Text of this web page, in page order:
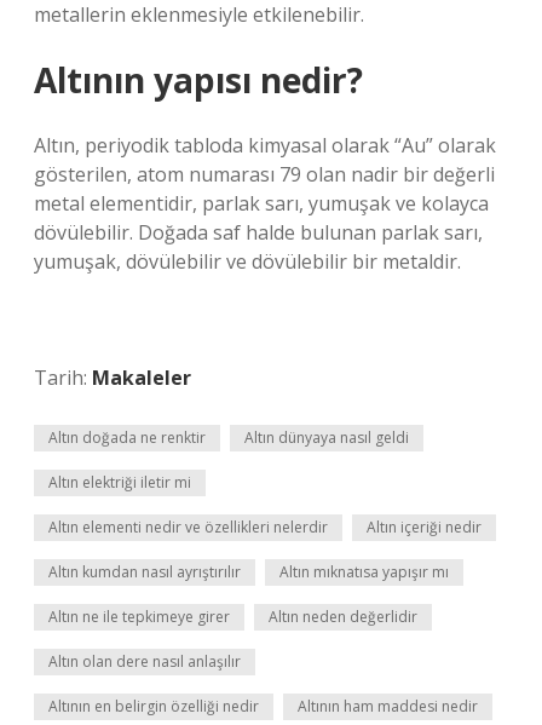
metallerin eklenmesiyle etkilenebilir.
Altının yapısı nedir?
Altın, periyodik tabloda kimyasal olarak “Au” olarak
gösterilen, atom numarası 79 olan nadir bir değerli
metal elementidir, parlak sarı, yumuşak ve kolayca
dövülebilir. Doğada saf halde bulunan parlak sarı,
yumuşak, dövülebilir ve dövülebilir bir metaldir.
Tarih: Makaleler
Altın doğada ne renktir Altın dünyaya nasıl geldi
Altın elektriği iletir mi
Altın elementi nedir ve özellikleri nelerdir Altın içeriği nedir
Altın kumdan nasıl ayrıştırılır Altın mıknatısa yapışır mı
Altın ne ile tepkimeye girer Altın neden değerlidir
Altın olan dere nasıl anlaşılır
Altının en belirgin özelliği nedir Altının ham maddesi nedir